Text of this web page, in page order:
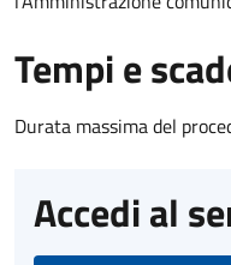
Tempi e
Durata massima del
Accedi al